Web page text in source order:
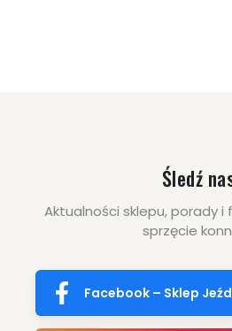
Śledź
Aktualności sklepu, porady i
sprzęcie
Facebook – Sklep